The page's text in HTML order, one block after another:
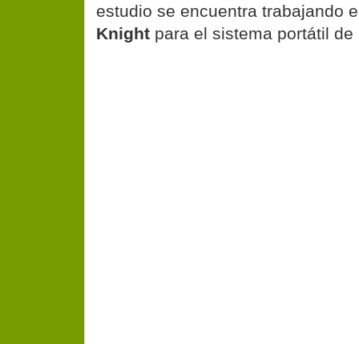
estudio se encuentra trabajando
Knight para el sistema portátil de